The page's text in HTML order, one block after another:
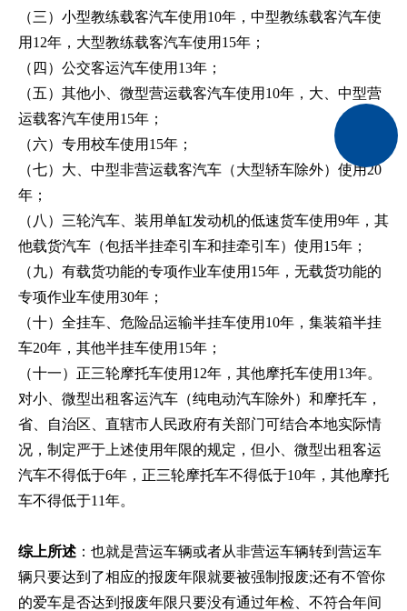
（三）小型教练载客汽车使用10年，中型教练载客汽车使
用12年，大型教练载客汽车使用15年；
（四）公交客运汽车使用13年；
（五）其他小、微型营运载客汽车使用10年，大、中型营
运载客汽车使用15年；
（六）专用校车使用15年；
（七）大、中型非营运载客汽车（大型轿车除外）使用20
年；
（八）三轮汽车、装用单缸发动机的低速货车使用9年，其
他载货汽车（包括半挂牵引车和挂牵引车）使用15年；
（九）有载货功能的专项作业车使用15年，无载货功能的
专项作业车使用30年；
（十）全挂车、危险品运输半挂车使用10年，集装箱半挂
车20年，其他半挂车使用15年；
（十一）正三轮摩托车使用12年，其他摩托车使用13年。
对小、微型出租客运汽车（纯电动汽车除外）和摩托车，
省、自治区、直辖市人民政府有关部门可结合本地实际情
况，制定严于上述使用年限的规定，但小、微型出租客运
汽车不得低于6年，正三轮摩托车不得低于10年，其他摩托
车不得低于11年。
综上所述 ：也就是营运车辆或者从非营运车辆转到营运车
辆只要达到了相应的报废年限就要被强制报废;还有不管你
的爱车是否达到报废年限只要没有通过年检、不符合年间